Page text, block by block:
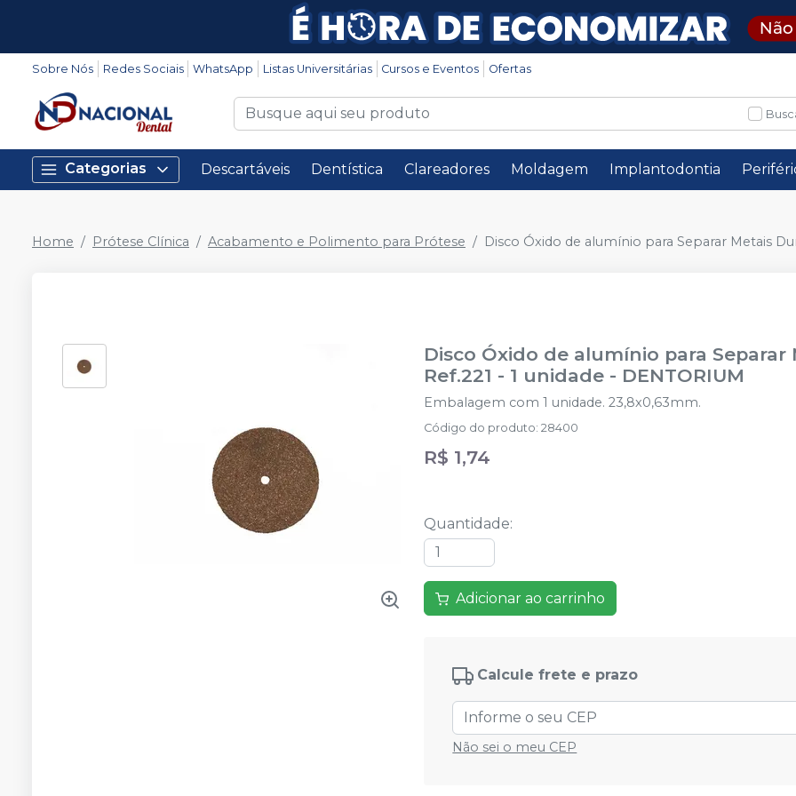
Sobre Nós Redes Sociais WhatsApp Listas Universitárias Cursos e Eventos Ofertas
Categorias Descartáveis Dentística Clareadores Moldagem Implantodontia
Home Prótese Clínica Acabamento e Polimento para Prótese Disco Óxido de alumínio para Separar Metais
Disco Óxido de alumínio para
Ref.221 - 1 unidade - DENTORIUM
Embalagem com 1 unidade. 23,8x0,63mm.
Código do produto:28400
R$ 1,74
Quantidade:
Adicionar ao carrinho
Calcule frete e prazo
Não sei o meu CEP